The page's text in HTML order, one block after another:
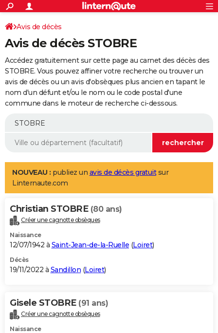
ACTUALITÉS
Politique
Société
Faits Divers
Education
Monde
Villes
+
SPORT
Coupe du monde 2026
Football
Tennis
Cyclisme
Rugby
Forum
Programme TV
TNT
Streaming
Cinéma
Sorties cinéma
Musique
+
FINANCE
Retraite
Epargne
Immobilier
Risques naturels par ville
Banque
Assurance
AUTO
Essais
Réserver un essai
Citadines
Berlines
SUV
Forum auto
+
Mobiles
Meilleur smartphone
Internet
Ordinateurs
Jeux vidéo
Guide high-tech
Aménagement intérieur
LIFESTYLE
Art de vivre
Bien-être
Loisirs
Mode
Modes de vie
Alimentation
Guide de la santé
Maladies
Médicaments
Sommeil
VOYAGE
Destinations
City break
Voyage nature
Voyage de noces
Forum
Climat
+PHOTO
GUIDES D'ACHAT
BONS PLANS
Carte de Noël
Carte Bonne année
Carte Saint-Valentin
Carte Pâques
Carte d'anniversaire
DICTIONNAIRE
Dictionnaire
Biographies
Citations
Expressions
Proverbes
PROGRAMME TV
Avis de décès
Avis de décès STOBRE
Accédez gratuitement sur cette page au carnet des décès des
STOBRE. Vous pouvez affiner votre recherche ou trouver un
avis de décès ou un avis d'obsèques plus ancien en tapant le
nom d'un défunt et/ou le nom ou le code postal d'une
commune dans le moteur de recherche ci-dessous.
NOUVEAU : publiez un avis de décès gratuitsur
Linternaute.com
Christian STOBRE (80 ans)
Créer une cagnotte obsèques
Naissance
12/07/1942 à Saint-Jean-de-la-Ruelle (Loiret)
Décès
19/11/2022 à Sandillon (Loiret)
Gisele STOBRE (91 ans)
Créer une cagnotte obsèques
Naissance